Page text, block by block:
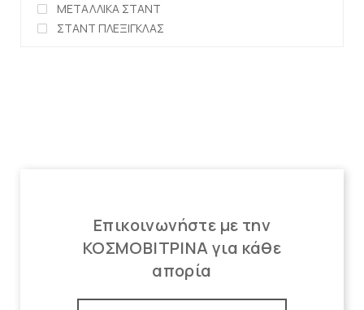
ΜΕΤΑΛΛΙΚΑ ΣΤΑΝΤ
ΣΤΑΝΤ ΠΛΕΞΙΓΚΛΑΣ
Επικοινωνήστε με την
ΚΟΣΜΟΒΙΤΡΙΝΑ για κάθε
απορία